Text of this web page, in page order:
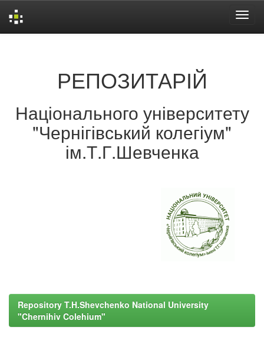
РЕПОЗИТАРІЙ
Національного університету
"Чернігівський колегіум"
ім.Т.Г.Шевченка
Repository T.H.Shevchenko National University
"Chernihiv Colehium"